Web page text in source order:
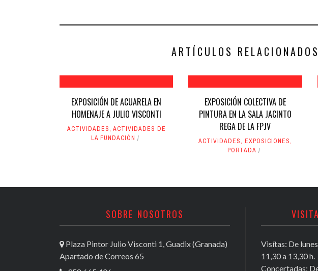
en en
ARTÍCULOS RELACIONADOS
EXPOSICIÓN DE ACUARELA EN
HOMENAJE A JULIO VISCONTI
ACTIVIDADES, ACTIVIDADES DE
LA FUNDACIÓN
EXPOSICIÓN COLECTIVA DE
PINTURA EN LA SALA JACINTO
REGA DE LA FPJV
ACTIVIDADES, EXPOSICIONES,
PORTADA
SOBRE NOSOTROS
Plaza Pintor Julio Visconti 1, Guadix (Granada)
Apartado de Correos 65
Visítas: De
11,30 a 13,30 h.
Concertadas: